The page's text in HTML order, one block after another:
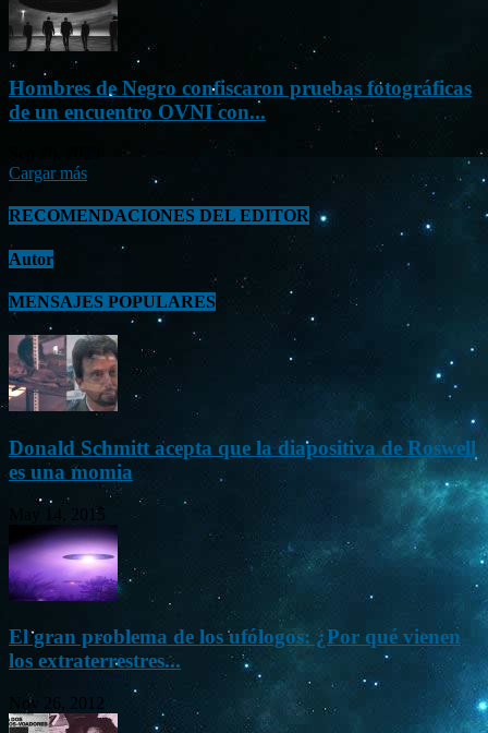
Hombres de Negro confiscaron pruebas fotográficas
de un encuentro OVNI con...
Cargar más
RECOMENDACIONES DEL EDITOR
Autor
MENSAJES POPULARES
Donald Schmitt acepta que la diapositiva de Roswell
es una momia
May 14, 2015
El gran problema de los ufólogos: ¿Por qué vienen
los extraterrestres...
Nov 26, 2012